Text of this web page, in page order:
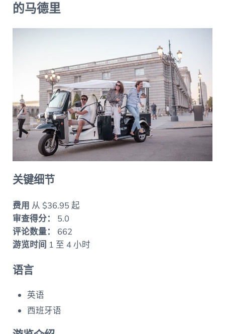
的马德里
关键细节
费用 从 $36.95 起
审查得分：
5.0
评论数量：
662
游览时间 1 至 4 小时
语言
英语
西班牙语